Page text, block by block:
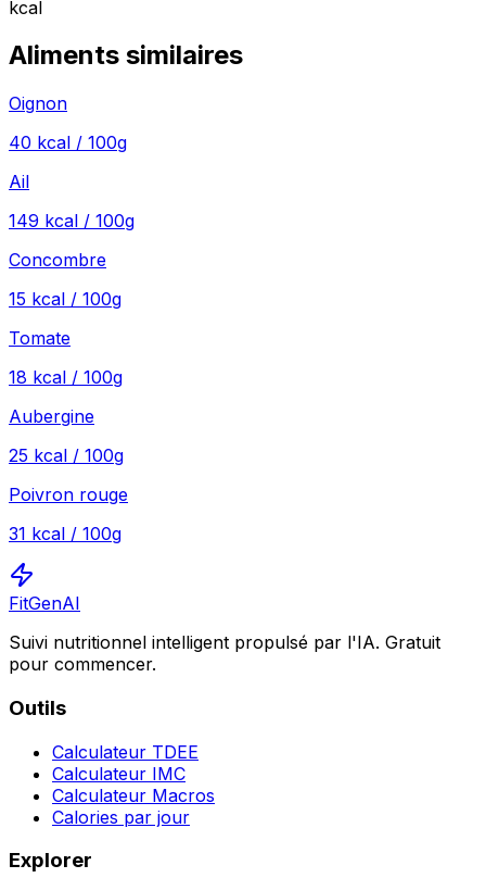
kcal
Aliments similaires
Oignon
40 kcal / 100g
Ail
149 kcal / 100g
Concombre
15 kcal / 100g
Tomate
18 kcal / 100g
Aubergine
25 kcal / 100g
Poivron rouge
31 kcal / 100g
FitGenAI
Suivi nutritionnel intelligent propulsé par l'IA. Gratuit
pour commencer.
Outils
Calculateur TDEE
Calculateur IMC
Calculateur Macros
Calories par jour
Explorer